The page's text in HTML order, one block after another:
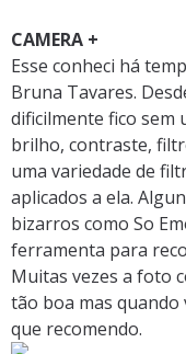
CAMERA +
Esse conheci há
Bruna Tavares.
dificilmente fico sem
brilho, contraste,
uma variedade de
aplicados a ela.
bizarros como So
ferramenta para
Muitas vezes a foto
tão boa mas quando
que recomendo.